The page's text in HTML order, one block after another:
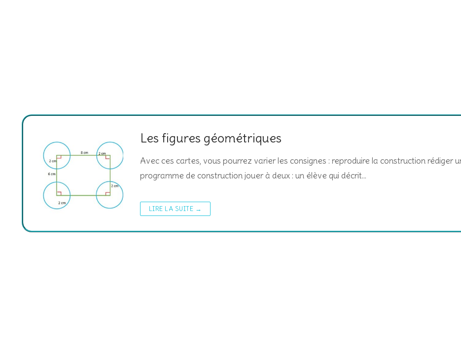
Les figures géométriques
Avec ces cartes, vous pourrez varier les consignes : reproduire la construction rédiger
programme de construction jouer à deux : un élève qui décrit…
LIRE LA SUITE →